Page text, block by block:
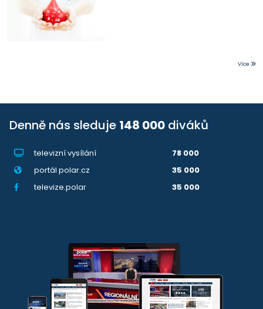
Více
Denně nás sleduje 148 000 diváků
televizní vysílání
78 000
portál polar.cz
35 000
televize.polar
35 000